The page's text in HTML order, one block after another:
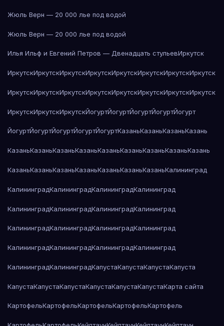
Жюль Верн — 20 000 лье под водой
Жюль Верн — 20 000 лье под водой
Илья Ильф и Евгений Петров — Двенадцать стульевИркутск
ИркутскИркутскИркутскИркутскИркутскИркутскИркутскИркутск
ИркутскИркутскИркутскИркутскИркутскИркутскИркутскИркутск
ИркутскИркутскИркутскЙогуртЙогуртЙогуртЙогуртЙогурт
ЙогуртЙогуртЙогуртЙогуртЙогуртКазаньКазаньКазаньКазань
КазаньКазаньКазаньКазаньКазаньКазаньКазаньКазаньКазань
КазаньКазаньКазаньКазаньКазаньКазаньКазаньКалининград
КалининградКалининградКалининградКалининград
КалининградКалининградКалининградКалининград
КалининградКалининградКалининградКалининград
КалининградКалининградКалининградКалининград
КалининградКалининградКапустаКапустаКапустаКапуста
КапустаКапустаКапустаКапустаКапустаКапустаКарта сайта
КартофельКартофельКартофельКартофельКартофель